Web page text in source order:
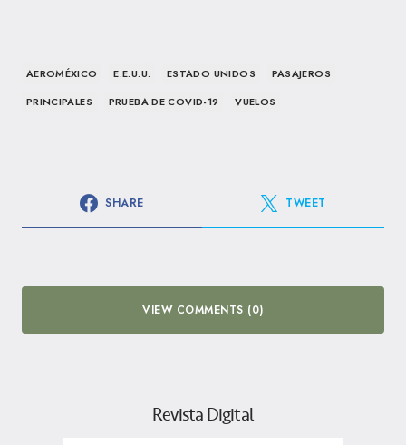
AEROMÉXICO E.E.U.U. ESTADO UNIDOS
PASAJEROS
PRINCIPALES
PRUEBA DE COVID-19 VUELOS
SHARE TWEET
VIEW COMMENTS (0)
Revista Digital